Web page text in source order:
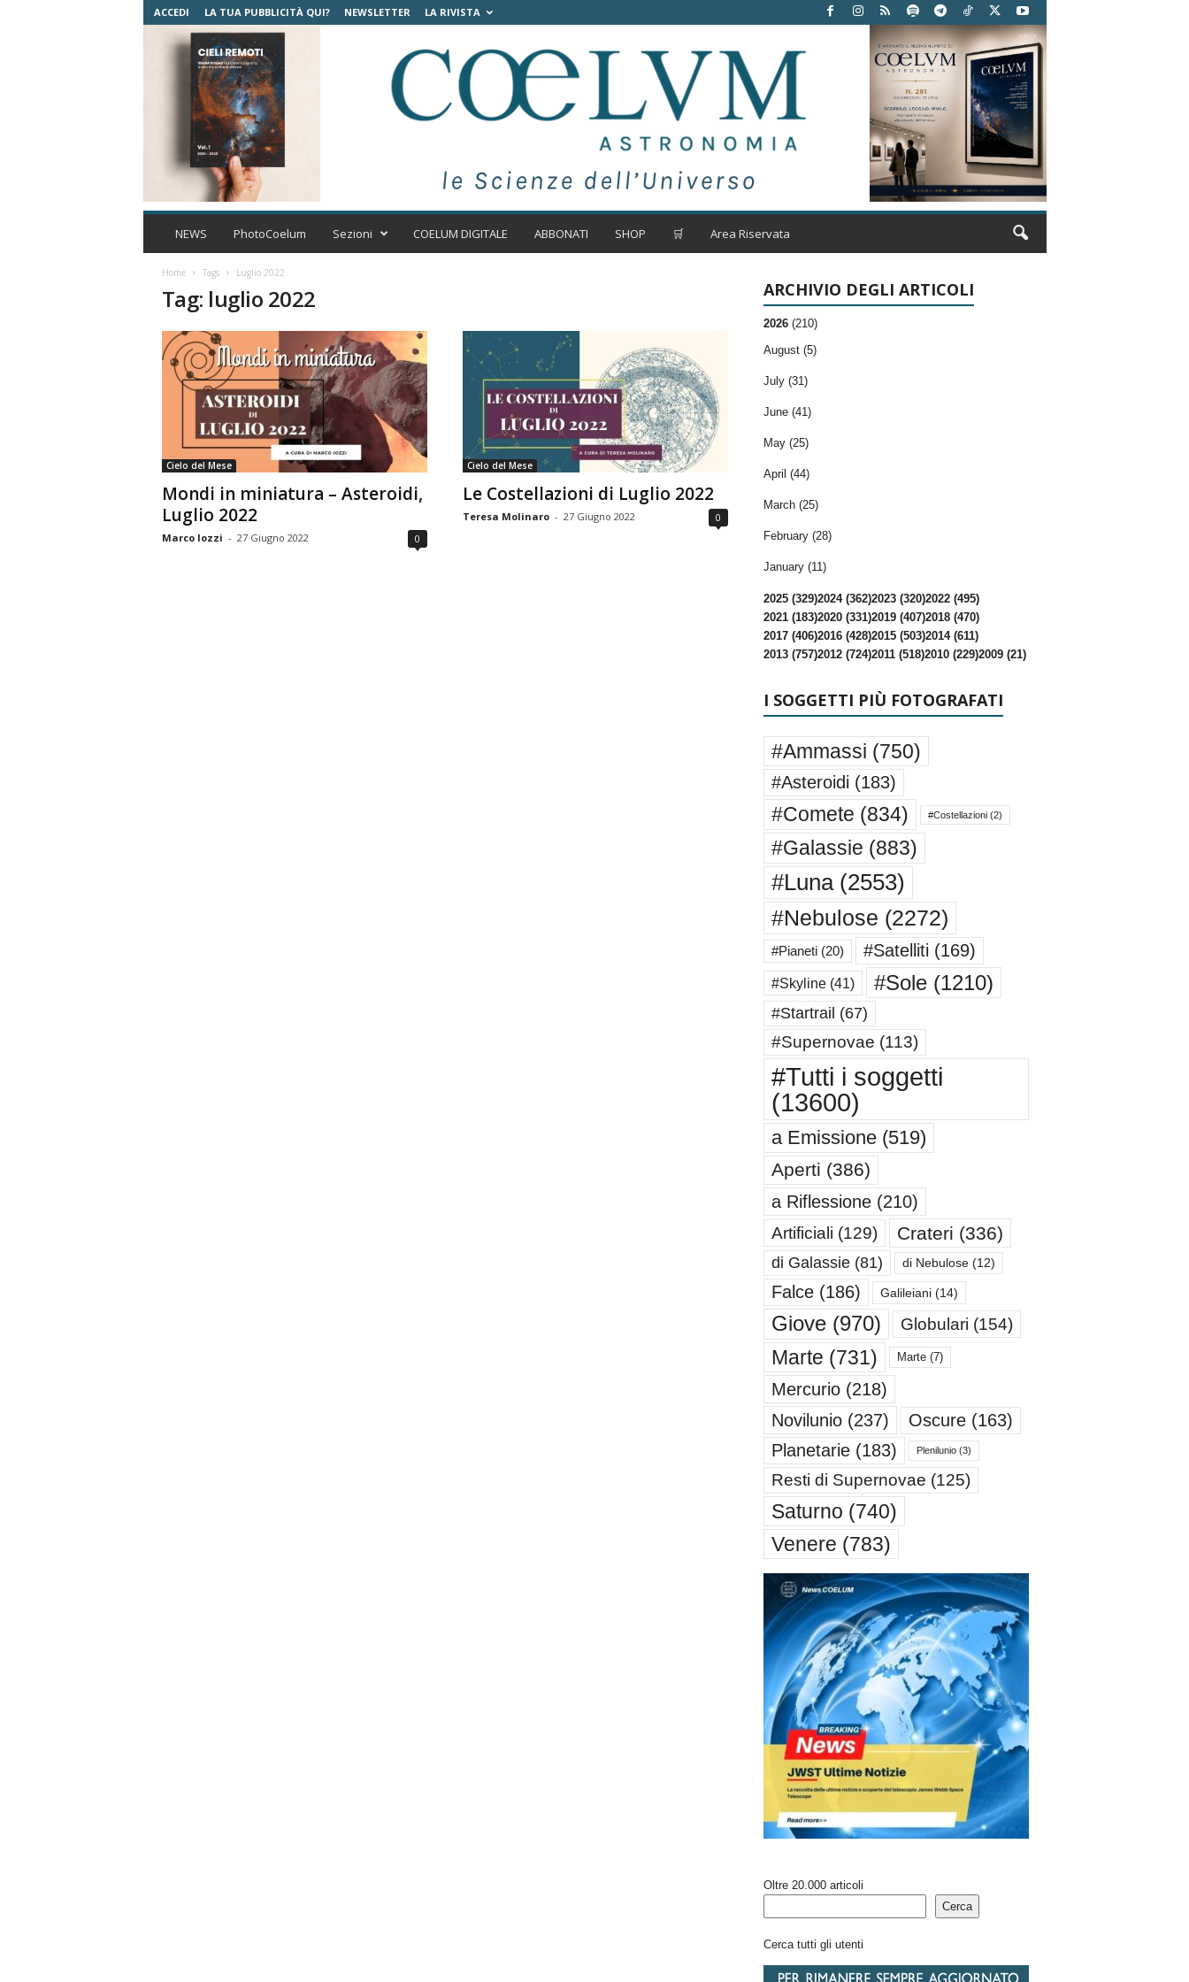
ACCEDI LA TUA PUBBLICITÀ QUI? NEWSLETTER LA RIVISTA
C
t
r
o
o
m
i
a
NEWS PhotoCoelum Sezioni COELUM DIGITALE ABBONATI SHOP 🛒 Area Riservata
Home Tags Luglio 2022
Tag: luglio 2022
Cielo del Mese
Mondi in miniatura – Asteroidi,
Luglio 2022
Marco Iozzi - 27 Giugno 2022 0
Cielo del Mese
Le Costellazioni di Luglio 2022
Teresa Molinaro - 27 Giugno 2022 0
ARCHIVIO DEGLI ARTICOLI
2026 (210)
August (5)
July (31)
June (41)
May (25)
April (44)
March (25)
February (28)
January (11)
2025 (329)2024 (362)2023 (320)2022 (495)
2021 (183)2020 (331)2019 (407)2018 (470)
2017 (406)2016 (428)2015 (503)2014 (611)
2013 (757)2012 (724)2011 (518)2010 (229)2009 (21)
I SOGGETTI PIÙ FOTOGRAFATI
#Ammassi (750)
#Asteroidi (183)
#Comete (834) #Costellazioni(2)
#Galassie (883)
#Luna(2553)
#Nebulose (2272)
#Pianeti(20) #Satelliti (169)
#Skyline(41) #Sole(1210)
#Startrail (67)
#Supernovae (113)
#Tutti i soggetti
(13600)
a Emissione(519)
Aperti (386)
a Riflessione(210)
Artificiali (129) Crateri (336)
di Galassie(81) di Nebulose(12)
Falce(186) Galileiani(14)
Giove(970) Globulari (154)
Marte (731) Marte(7)
Mercurio(218)
Novilunio(237) Oscure(163)
Planetarie(183) Plenilunio(3)
Resti di Supernovae (125)
Saturno (740)
Venere (783)
Oltre 20.000 articoli
Cerca
Cerca tutti gli utenti